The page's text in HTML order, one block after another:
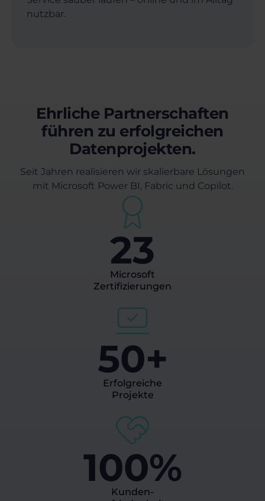
nutzbar.
Ehrliche Partnerschaften
führen zu erfolgreichen
Datenprojekten.
Seit Jahren realisieren wir skalierbare Lösungen
mit Microsoft Power BI, Fabric und Copilot.
23
Microsoft
Zertifizierungen
50+
Erfolgreiche
Projekte
100%
Kunden-